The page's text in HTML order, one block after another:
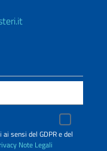
sensi del GDPR e del
Note Legali